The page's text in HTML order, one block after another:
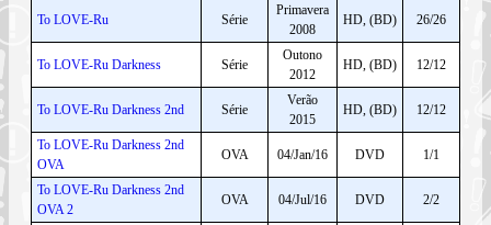
To LOVE-Ru Série
Primavera
2008
HD, (BD) 26/26
To LOVE-Ru Darkness Série
Outono
2012
HD, (BD) 12/12
To LOVE-Ru Darkness 2nd Série
Verão
2015
HD, (BD) 12/12
To LOVE-Ru Darkness 2nd
OVA
OVA 04/Jan/16 DVD 1/1
To LOVE-Ru Darkness 2nd
OVA 2
OVA 04/Jul/16 DVD 2/2